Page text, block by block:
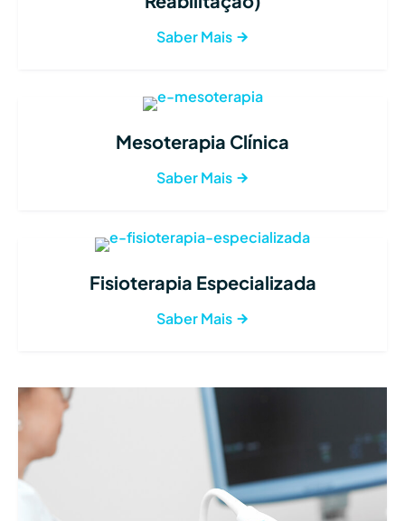
Saber Mais
Mesoterapia Clínica
Saber Mais
Fisioterapia Especializada
Saber Mais